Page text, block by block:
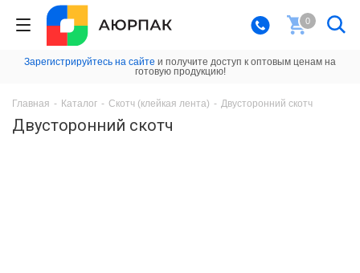
0
Зарегистрируйтесь на сайте и получите доступ к оптовым ценам на
готовую продукцию!
Главная - Каталог - Скотч (клейкая лента) - Двусторонний скотч
Двусторонний скотч